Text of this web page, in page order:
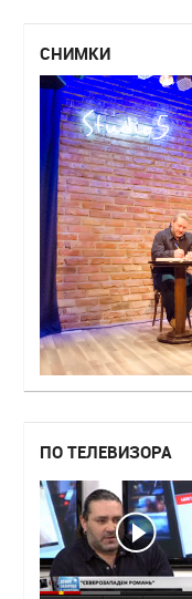
СНИМКИ
ПО ТЕЛЕВИЗОРА